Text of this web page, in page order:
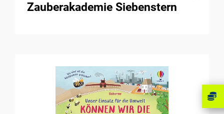
Zauberakademie Siebenstern